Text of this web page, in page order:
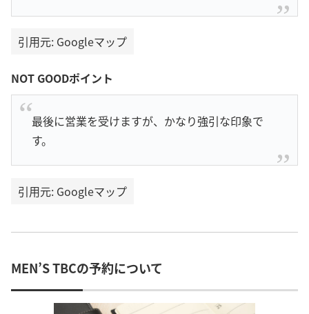
引用元: Googleマップ
NOT GOODポイント
最後に営業を受けますが、かなり強引な印象で
す。
引用元: Googleマップ
MEN’S TBCの予約について